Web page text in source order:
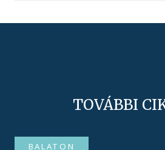
TOVÁBBI
BALATON